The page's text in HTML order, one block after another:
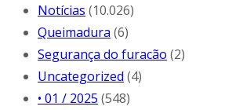
Notícias (10.026)
Queimadura (6)
Segurança do furacão (2)
Uncategorized (4)
• 01 / 2025 (548)